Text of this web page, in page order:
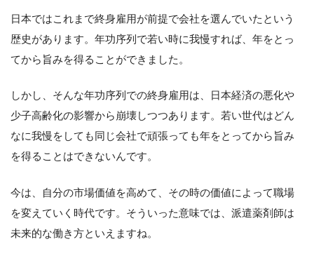
日本ではこれまで終身雇用が前提で会社を選んでいたという
歴史があります。年功序列で若い時に我慢すれば、年をとっ
てから旨みを得ることができました。
しかし、そんな年功序列での終身雇用は、日本経済の悪化や
少子高齢化の影響から崩壊しつつあります。若い世代はどん
なに我慢をしても同じ会社で頑張っても年をとってから旨み
を得ることはできないんです。
今は、自分の市場価値を高めて、その時の価値によって職場
を変えていく時代です。そういった意味では、派遣薬剤師は
未来的な働き方といえますね。